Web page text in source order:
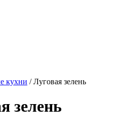
кухни / Луговая зелень
зелень